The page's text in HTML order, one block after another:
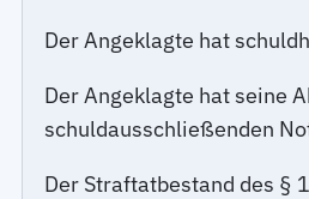
Der Angeklagte hat
Der Angeklagte hat seine
schuldausschließenden
Der Straftatbestand des §